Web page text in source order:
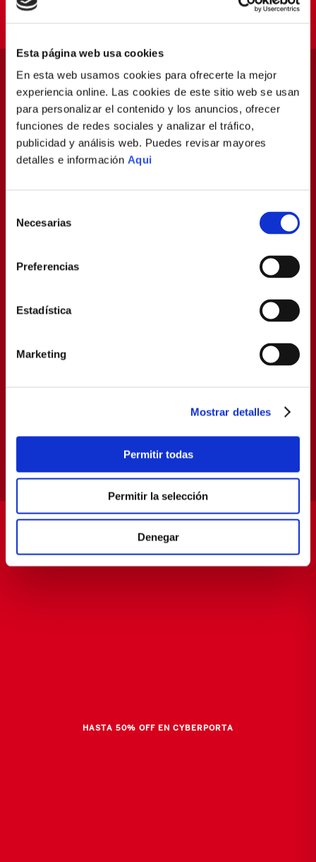
Esta página web usa cookies
En esta web usamos cookies para ofrecerte la mejor
experiencia online. Las cookies de este sitio web se usan
para personalizar el contenido y los anuncios, ofrecer
funciones de redes sociales y analizar el tráfico,
publicidad y análisis web. Puedes revisar mayores
detalles e información Aqui
Necesarias
Preferencias
Estadística
Marketing
Mostrar detalles
Permitir todas
Permitir la selección
Denegar
HASTA 50% OFF EN CYBERPORTA